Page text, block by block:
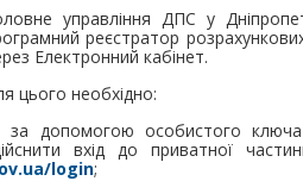
управління ДПС у
реєстратор
Електронний кабінет.
цього необхідно:
допомогою особистого ключа
вхід до приватної
login;